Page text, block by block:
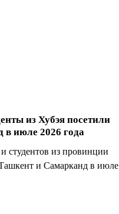
из Хубэя посетили
июле 2026 года
студентов из провинции
и Самарканд в июле